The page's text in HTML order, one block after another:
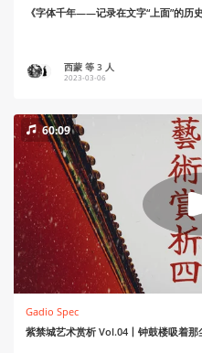
《字体千年——记录在文字“上面”的历
西蒙 等 3 人
2023-03-06
60:09
Gadio Spec
紫禁城艺术赏析 Vol.04丨钟鼓楼吸着